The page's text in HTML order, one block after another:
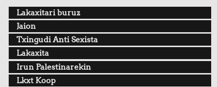
Lakaxitari buruz
Jaion
Txingudi Anti Sexista
Lakaxita
Irun Palestinarekin
Lkxt Koop